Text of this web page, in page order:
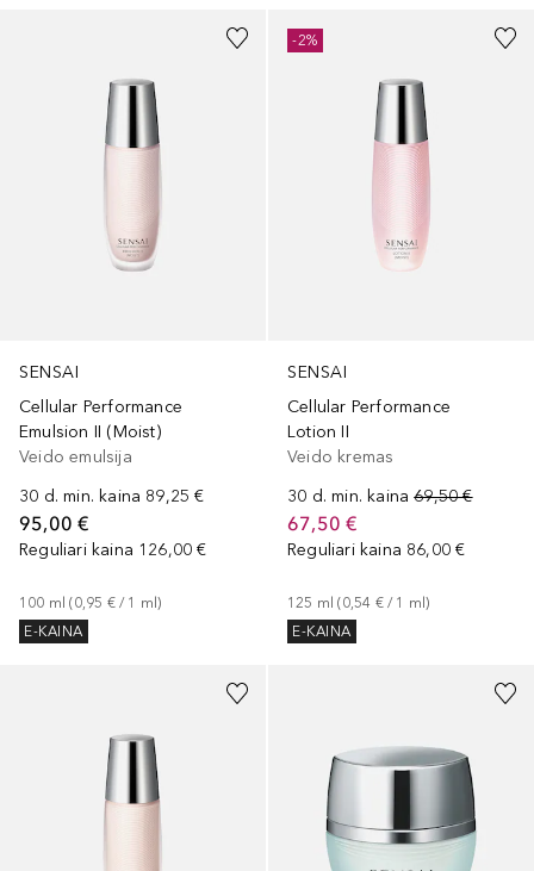
SENSAI
Cellular Performance
Emulsion II (Moist)
Veido emulsija
30 d. min. kaina 89,25 €
95,00 €
Reguliari kaina 126,00 €
100 ml (0,95 € / 1 ml)
E-KAINA
SENSAI
Cellular Performance
Lotion II
Veido kremas
30 d. min. kaina 69,50 €
67,50 €
Reguliari kaina 86,00 €
125 ml (0,54 € / 1 ml)
E-KAINA
-2%